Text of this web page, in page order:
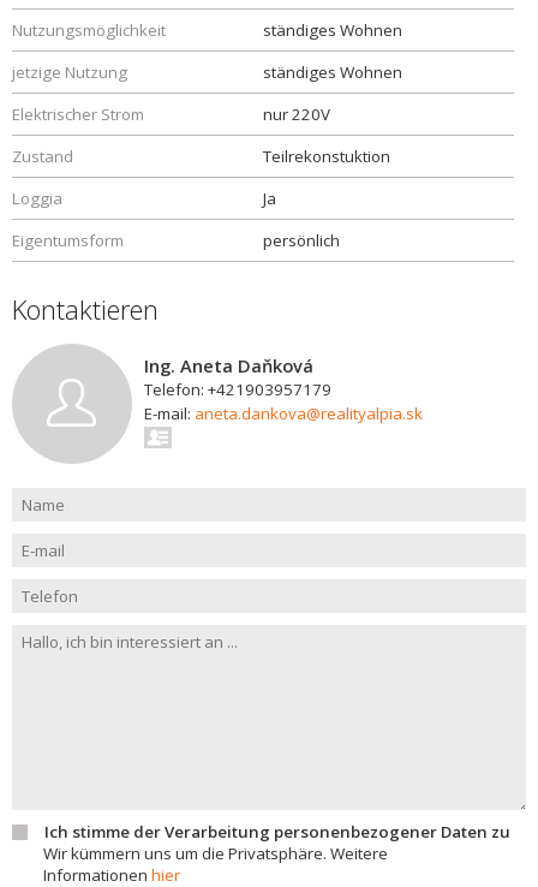
Nutzungsmöglichkeit
ständiges Wohnen
jetzige Nutzung
ständiges Wohnen
Elektrischer Strom
nur 220V
Zustand
Teilrekonstuktion
Loggia
Ja
Eigentumsform
persönlich
Kontaktieren
Ing. Aneta Daňková
Telefon: +421903957179
E-mail: aneta.dankova@realityalpia.sk
Ich stimme der Verarbeitung personenbezogener Daten zu
Wir kümmern uns um die Privatsphäre. Weitere
Informationen hier